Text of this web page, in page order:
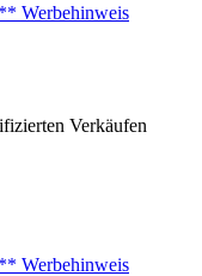
Werbehinweis
Verkäufen
Werbehinweis